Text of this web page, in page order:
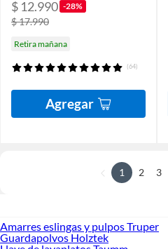
$ 12.990 -28%
$ 17.990
Retira mañana
(64)
Agregar
1 2 3
Amarres eslingas y pulpos Truper
Guardapolvos Holztek